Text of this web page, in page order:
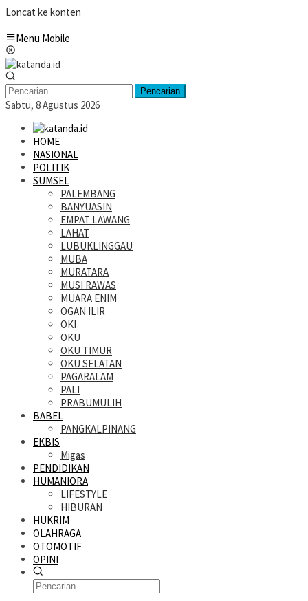
Loncat ke konten
Menu Mobile
Pencarian
Sabtu, 8 Agustus 2026
HOME
NASIONAL
POLITIK
SUMSEL
PALEMBANG
BANYUASIN
EMPAT LAWANG
LAHAT
LUBUKLINGGAU
MUBA
MURATARA
MUSI RAWAS
MUARA ENIM
OGAN ILIR
OKI
OKU
OKU TIMUR
OKU SELATAN
PAGARALAM
PALI
PRABUMULIH
BABEL
PANGKALPINANG
EKBIS
Migas
PENDIDIKAN
HUMANIORA
LIFESTYLE
HIBURAN
HUKRIM
OLAHRAGA
OTOMOTIF
OPINI